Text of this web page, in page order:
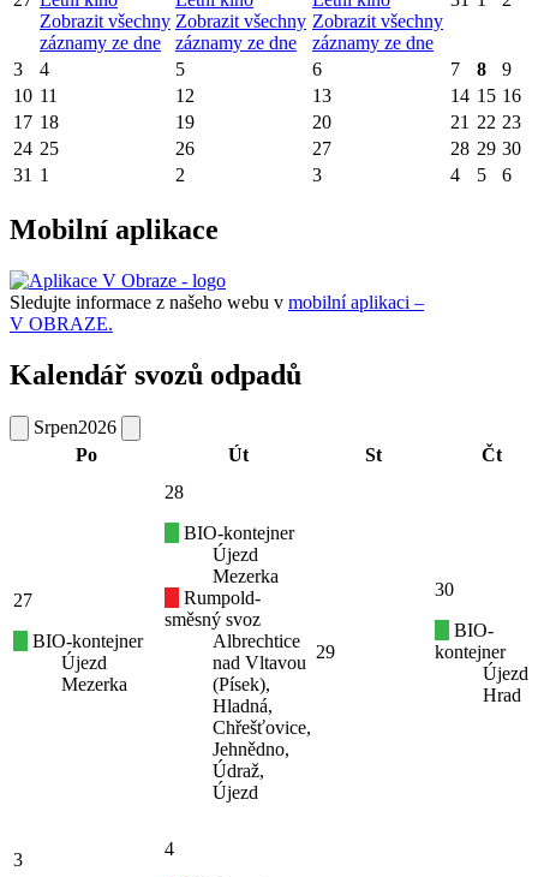
Zobrazit všechny
záznamy ze dne
Zobrazit všechny
záznamy ze dne
Zobrazit všechny
záznamy ze dne
3 4 5 6 7 8
9
10 11 12 13 14 15 16
17 18 19 20 21 22 23
24 25 26 27 28 29 30
31 1 2 3 4 5 6
Mobilní aplikace
Sledujte informace z našeho webu v mobilní aplikaci –
V OBRAZE.
Kalendář svozů odpadů
Srpen2026
Po
Út St Čt
27
BIO-kontejner
Újezd
Mezerka
28
BIO-kontejner
Újezd
Mezerka
Rumpold-
směsný svoz
Albrechtice
nad Vltavou
(Písek),
Hladná,
Chřešťovice,
Jehnědno,
Údraž,
Újezd
29
30
BIO-
kontejner
Újezd
Hrad
3
4